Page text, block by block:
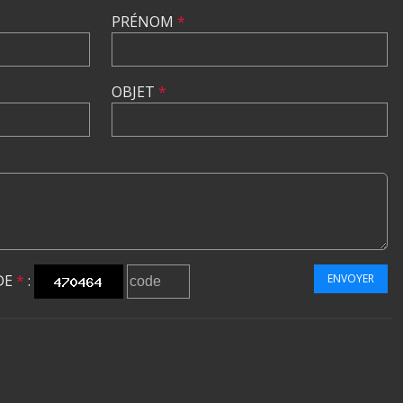
PRÉNOM *
OBJET *
* : ENVOYER